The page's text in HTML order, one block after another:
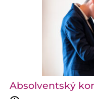
Absolventský